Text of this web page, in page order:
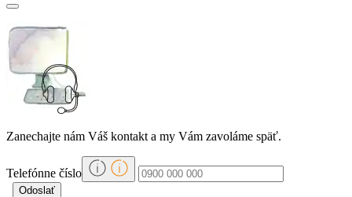
Zanechajte nám Váš kontakt a my Vám zavoláme späť.
Telefónne číslo